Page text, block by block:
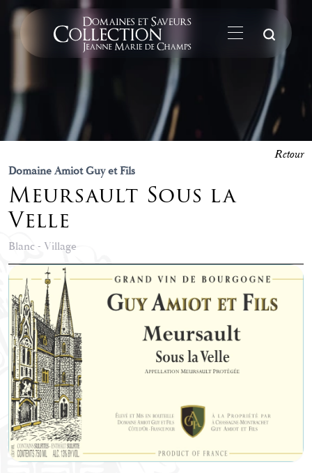
Domaine Amiot Guy et Fils
Meursault Sous la
Velle
Blanc - Village
Retour